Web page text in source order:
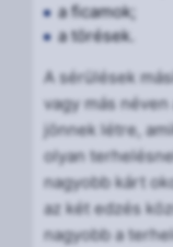
a ficamok;
a törések.
A sérülések
vagy más
jönnek létre,
olyan
nagyobb kárt
az két edzés
nagyobb a